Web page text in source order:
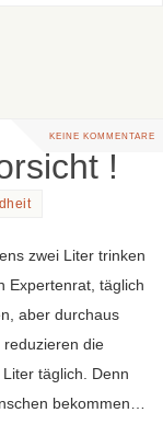
KEINE KOMMENTARE
!
zwei Liter trinken
Expertenrat, täglich
aber durchaus
die
täglich. Denn
bekommen…